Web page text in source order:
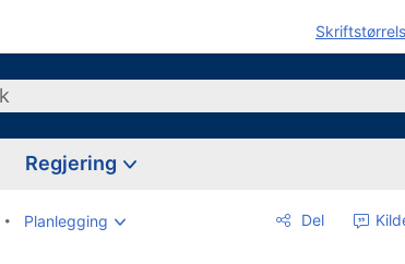
Regjering
Planlegging Del